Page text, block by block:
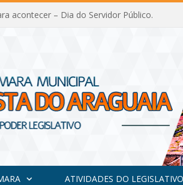
acontecer – Dia do Servidor Público.
ATIVIDADES DO LEGISLATIVO